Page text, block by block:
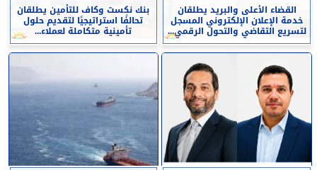
القضاء الأعلى والبريد يطلقان
خدمة الإعلان الإلكتروني المسجل
لتسريع التقاضي والتحول الرقمي...
بنك نكست وكاف للتأمين يطلقان
تحالفًا استراتيجيًا لتقديم حلول
تأمينية متكاملة لعملاء...